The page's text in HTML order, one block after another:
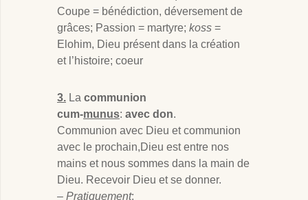
Coupe = bénédiction, déversement de
grâces; Passion = martyre; koss =
Elohim, Dieu présent dans la création
et l’histoire; coeur
3. La communion
cum-munus: avec don.
Communion avec Dieu et communion
avec le prochain,Dieu est entre nos
mains et nous sommes dans la main de
Dieu. Recevoir Dieu et se donner.
– Pratiquement: